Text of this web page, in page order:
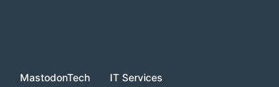
MastodonTech
IT Services